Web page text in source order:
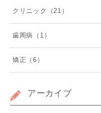
クリニック （21）
歯周病 （1）
矯正 （6）
アーカイブ